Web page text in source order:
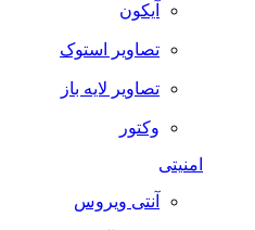
آیکون
تصاویر استوک
تصاویر لایه باز
وکتور
امنیتی
آنتی ویروس